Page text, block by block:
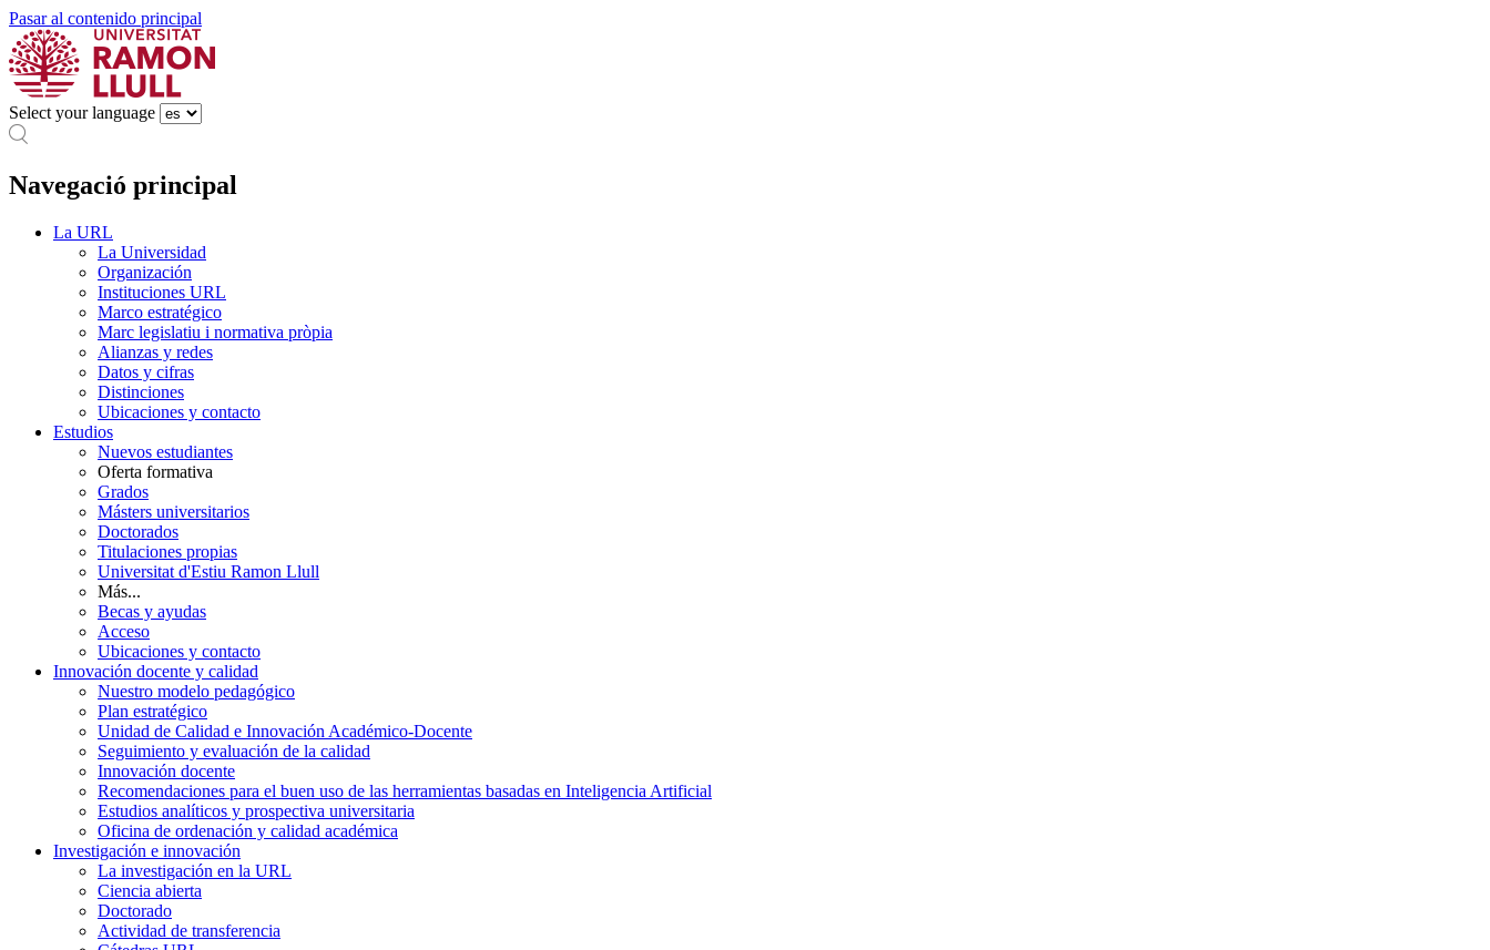
Pasar al contenido principal
Select your language
Navegació principal
La URL
La Universidad
Organización
Instituciones URL
Marco estratégico
Marc legislatiu i normativa pròpia
Alianzas y redes
Datos y cifras
Distinciones
Ubicaciones y contacto
Estudios
Nuevos estudiantes
Oferta formativa
Grados
Másters universitarios
Doctorados
Titulaciones propias
Universitat d'Estiu Ramon Llull
Más...
Becas y ayudas
Acceso
Ubicaciones y contacto
Innovación docente y calidad
Nuestro modelo pedagógico
Plan estratégico
Unidad de Calidad e Innovación Académico-Docente
Seguimiento y evaluación de la calidad
Innovación docente
Recomendaciones para el buen uso de las herramientas basadas en Inteligencia Artificial
Estudios analíticos y prospectiva universitaria
Oficina de ordenación y calidad académica
Investigación e innovación
La investigación en la URL
Ciencia abierta
Doctorado
Actividad de transferencia